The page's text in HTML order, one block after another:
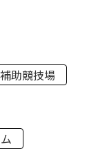
補助競技場